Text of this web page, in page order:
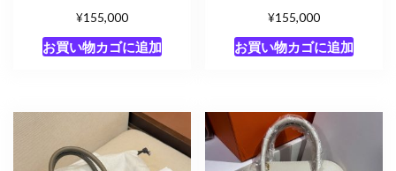
¥155,000
お買い物カゴに追加
¥155,000
お買い物カゴに追加